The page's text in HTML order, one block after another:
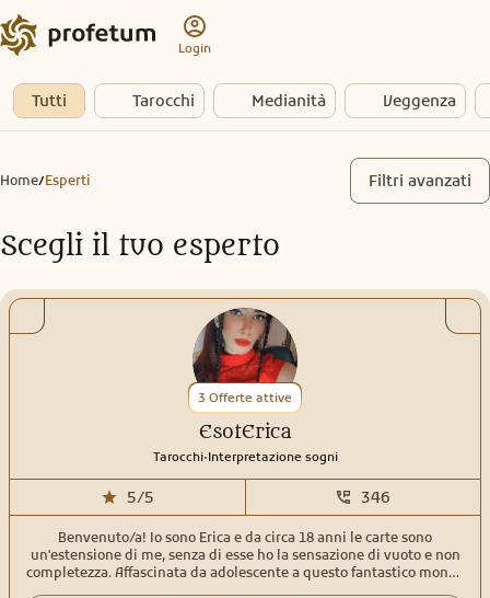
Login
Tutti Tarocchi Medianità Veggenza
Home/Esperti Filtri avanzati
Scegli il tuo esperto
3 Offerte attive
EsotErica
Tarocchi.Interpretazione sogni
5/5 346
Benvenuto/a! Io sono Erica e da circa 18 anni le carte sono
un'estensione di me, senza di esse ho la sensazione di vuoto e non
completezza. Affascinata da adolescente a questo fantastico mondo